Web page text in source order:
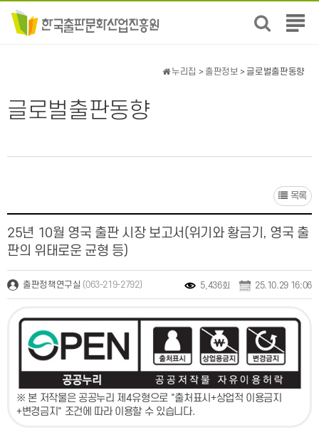
전
뉴
글로벌출판동향
누리집 > 출판정보 > 글로벌출판동향
목록
25년 10월 영국 출판 시장 보고서(위기와 황금기, 영국 출
판의 위태로운 균형 등)
출판정책연구실 (063-219-2792) 5,436회 25.10.29 16:06
※ 본 저작물은 공공누리 제4유형으로 "출처표시+상업적 이용금지
+변경금지" 조건에 따라 이용할 수 있습니다.